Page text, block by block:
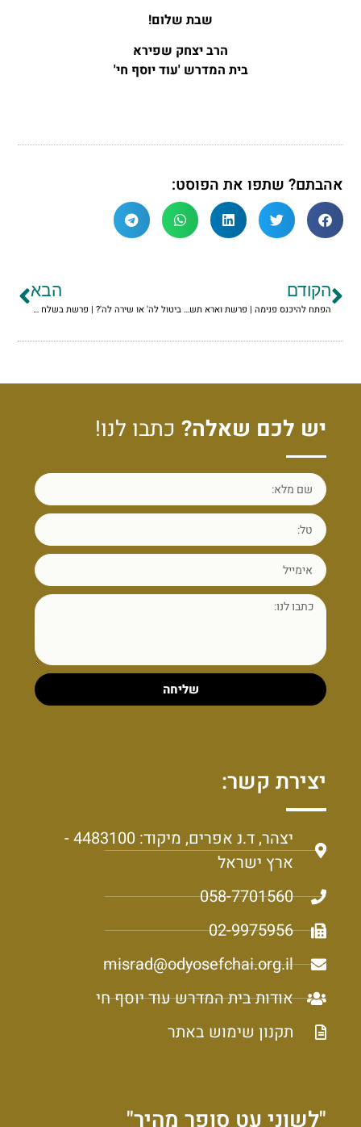
שבת שלום!
הרב יצחק שפירא
בית המדרש 'עוד יוסף חי'
אהבתם? שתפו את הפוסט:
הקודם
הפתח להיכנס פנימה | פרשת וארא תשפ"ו
הבא
ביטול לה' או שירה לה'? | פרשת בשלח תשפ"ו
יש לכם שאלה? כתבו לנו!
שליחה
יצירת קשר:
יצהר, ד.נ אפרים, מיקוד: 4483100 -
ארץ ישראל
058-7701560
02-9975956
misrad@odyosefchai.org.il
אודות בית המדרש עוד יוסף חי
תקנון שימוש באתר
"לשוני עט סופר מהיר"